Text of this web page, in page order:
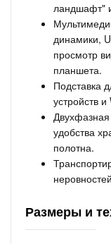
ландшафт"
динамики,
просмотр
планшета.
Подставка
устройств
удобства
полотна.
Размеры и